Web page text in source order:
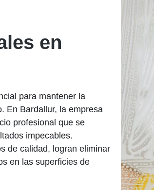
en
para mantener la
En Bardallur, la empresa
profesional que se
impecables.
de calidad, logran eliminar
en las superficies de